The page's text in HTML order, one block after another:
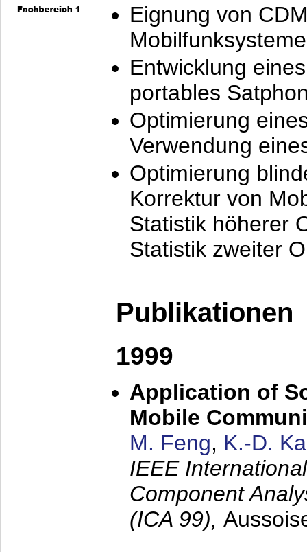
Eignung von
Mobilfunksysteme
Entwicklung
portables
Optimierung
Verwendung
Optimierung
Korrektur von
Statistik höherer
Statistik zweiter
Publikationen
1999
Application of
Mobile
M. Feng, K.-D.
IEEE
Component
(ICA 99),